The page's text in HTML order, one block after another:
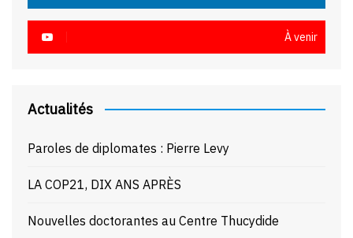
À venir
Actualités
Paroles de diplomates : Pierre Levy
LA COP21, DIX ANS APRÈS
Nouvelles doctorantes au Centre Thucydide